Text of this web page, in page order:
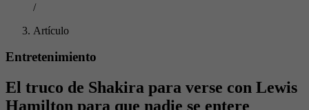
/
Artículo
Entretenimiento
El truco de Shakira para verse con Lewis
Hamilton para que nadie se entere